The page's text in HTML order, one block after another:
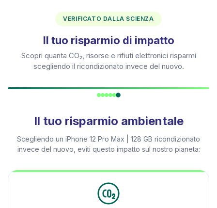
VERIFICATO DALLA SCIENZA
Il tuo risparmio di impatto
Scopri quanta CO₂, risorse e rifiuti elettronici risparmi
scegliendo il ricondizionato invece del nuovo.
Il tuo risparmio ambientale
Scegliendo un iPhone 12 Pro Max | 128 GB ricondizionato
invece del nuovo, eviti questo impatto sul nostro pianeta: